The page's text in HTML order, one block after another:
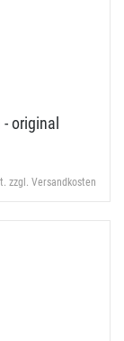
original
zzgl. Versandkosten